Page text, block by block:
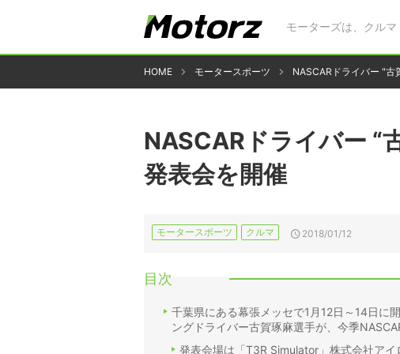
モーターズは、クル
HOME モータースポーツ NASCARドライバー "古
NASCARドライバー “
発表会を開催
モータースポーツ クルマ 2018/01/12
目次
千葉県にある幕張メッセで1月12日～14日に
ングドライバー古賀琢麻選手が、今季
発表会場は「T3R Simulator」株式会社アイ